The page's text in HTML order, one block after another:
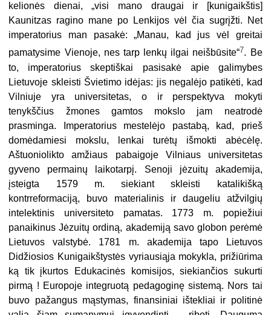
kelionės dienai, „visi mano draugai ir [kunigaikštis]
Kaunitzas ragino mane po Lenkijos vėl čia sugrįžti. Net
imperatorius man pasakė: „Manau, kad jus vėl greitai
pama­tysime Vienoje, nes tarp lenkų ilgai neišbūsite“7. Be
to, imperatorius skeptiškai pasisakė apie galimybes
Lietuvoje skleisti Švietimo idėjas: jis negalėjo patikėti, kad
Vilniuje yra universitetas, o ir perspektyva mokyti
tenykščius žmones gam­tos mokslo jam neatrodė
prasminga. Imperatorius mestelėjo pastabą, kad, prieš
domėdamiesi mokslu, lenkai turėtų išmokti abėcėlę.
Aštuoniolikto amžiaus pa­baigoje Vilniaus universitetas
gyveno permainų laikotarpį. Senoji jėzuitų akade­mija,
įsteigta 1579 m. siekiant skleisti katalikišką
kontrreformaciją, buvo mate­rialinis ir daugeliu atžvilgių
intelektinis universiteto pamatas. 1773 m. popiežiui
panaikinus Jėzuitų ordiną, akademiją savo globon perėmė
Lietuvos valstybė. 1781 m. akademija tapo Lietuvos
Didžiosios Kunigaikštystės vyriausiąja mokyk­la, prižiūrima
ką tik įkurtos Edukacinės komisijos, siekiančios sukurti
pirmą ! Europoje integruotą pedagoginę sistemą. Nors tai
buvo pažangus mąstymas, fi­nansiniai ištekliai ir politinė